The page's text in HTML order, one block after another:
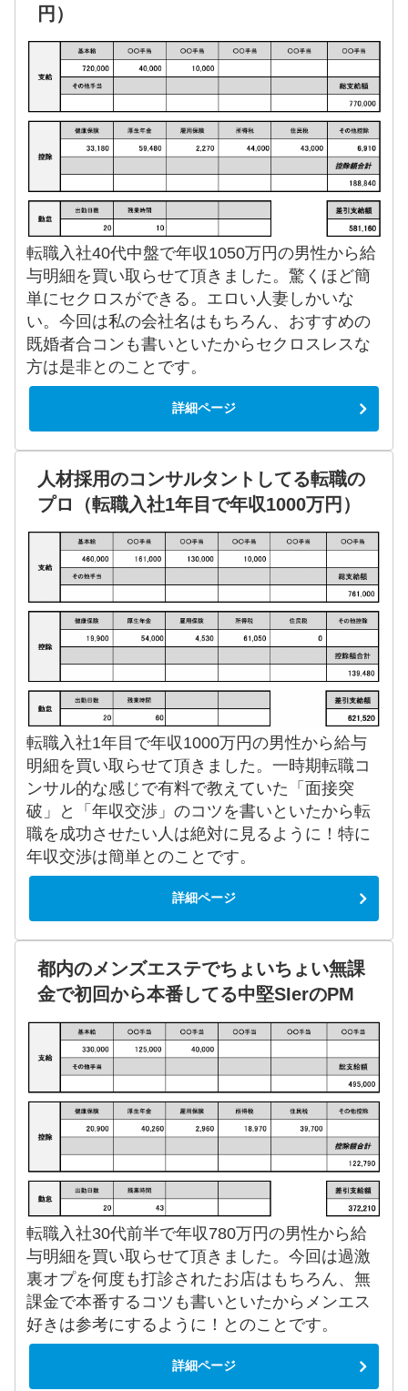
円）
転職入社40代中盤で年収1050万円の男性から給
与明細を買い取らせて頂きました。驚くほど簡
単にセクロスができる。エロい人妻しかいな
い。今回は私の会社名はもちろん、おすすめの
既婚者合コンも書いといたからセクロスレスな
方は是非とのことです。
詳細ページ
人材採用のコンサルタントしてる転職の
プロ（転職入社1年目で年収1000万円）
転職入社1年目で年収1000万円の男性から給与
明細を買い取らせて頂きました。一時期転職コ
ンサル的な感じで有料で教えていた「面接突
破」と「年収交渉」のコツを書いといたから転
職を成功させたい人は絶対に見るように！特に
年収交渉は簡単とのことです。
詳細ページ
都内のメンズエステでちょいちょい無課
金で初回から本番してる中堅SIerのPM
転職入社30代前半で年収780万円の男性から給
与明細を買い取らせて頂きました。今回は過激
裏オプを何度も打診されたお店はもちろん、無
課金で本番するコツも書いといたからメンエス
好きは参考にするように！とのことです。
詳細ページ